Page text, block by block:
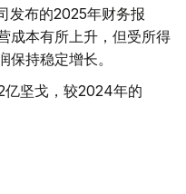
发布的2025年财务报
成本有所上升，但受所得
持稳定增长。
坚戈，较2024年的